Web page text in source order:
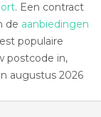
. Een contract
de aanbiedingen
populaire
postcode in,
augustus 2026